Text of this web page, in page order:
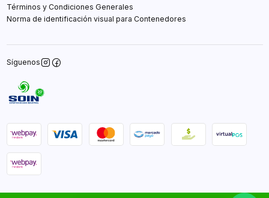
Términos y Condiciones Generales
Norma de identificación visual para Contenedores
Síguenos